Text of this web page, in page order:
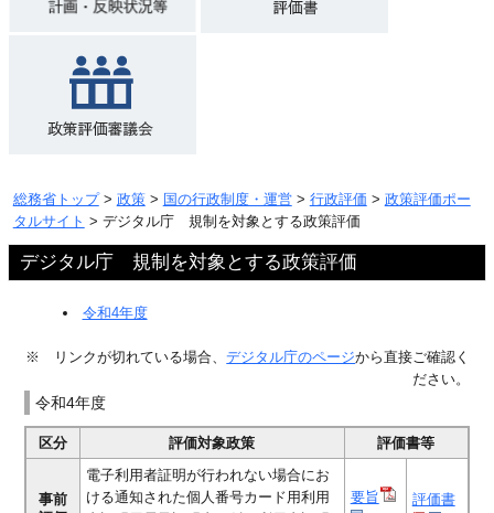
総務省トップ> 政策> 国の行政制度・運営> 行政評価 > 政策評価ポー
タルサイト > デジタル庁 規制を対象とする政策評価
デジタル庁 規制を対象とする政策評価
令和4年度
※ リンクが切れている場合、デジタル庁のページから直接ご確認く
ださい。
令和4年度
区分 評価対象政策 評価書等
事前
電子利用者証明が行われない場合にお
ける通知された個人番号カード用利用
要旨 評価書